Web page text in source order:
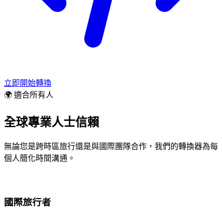
立即開始轉換
🌍 適合所有人
全球專業人士信賴
無論您是跨時區旅行還是與國際團隊合作，我們的轉換器為每
個人簡化時間溝通。
國際旅行者